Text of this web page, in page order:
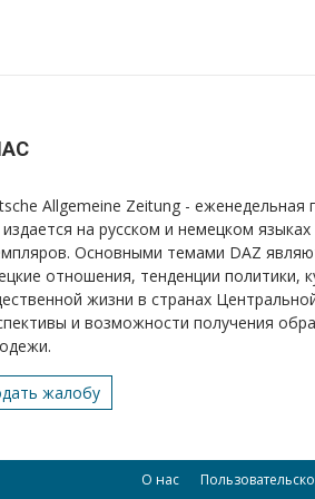
Allgemeine Zeitung - еженедельная
на русском и немецком
Основными темами DAZ
отношения, тенденции политики,
жизни в странах
и возможности получения
жалобу
О нас